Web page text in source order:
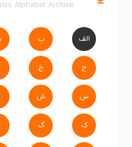
Alphabet Archive
الف ب
ح خ
س ش
ک گ